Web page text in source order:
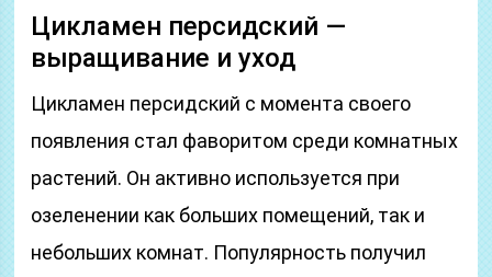
Цикламен персидский —
выращивание и уход
Цикламен персидский с момента своего
появления стал фаворитом среди комнатных
растений. Он активно используется при
озеленении как больших помещений, так и
небольших комнат. Популярность получил